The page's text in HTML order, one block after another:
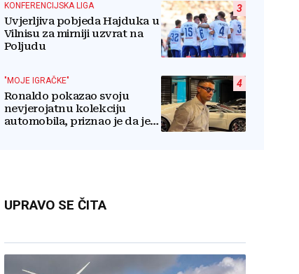
3
KONFERENCIJSKA LIGA
Uvjerljiva pobjeda Hajduka u
Vilnisu za mirniji uzvrat na
Poljudu
4
"MOJE IGRAČKE"
Ronaldo pokazao svoju
nevjerojatnu kolekciju
automobila, priznao je da je
UPRAVO SE ČITA